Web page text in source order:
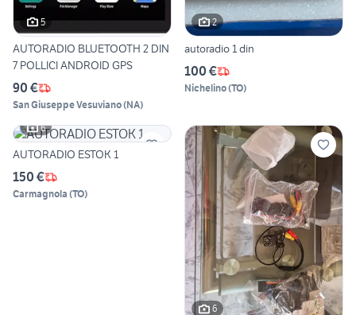
5
AUTORADIO BLUETOOTH 2 DIN
7 POLLICI ANDROID GPS
90 €
San Giuseppe Vesuviano(NA)
2
autoradio 1 din
100 €
Nichelino(TO)
6
AUTORADIO ESTOK 1
150 €
Carmagnola (TO)
6